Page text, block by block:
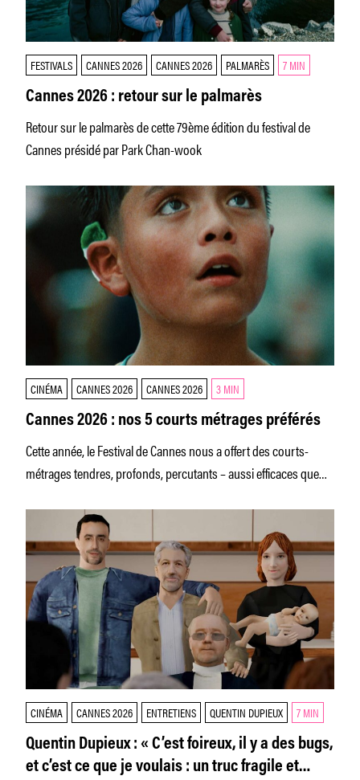
FESTIVALS CANNES 2026 CANNES 2026 PALMARÈS 7 MIN
Cannes 2026 : retour sur le palmarès
Retour sur le palmarès de cette 79ème édition du festival de
Cannes présidé par Park Chan-wook
CINÉMA CANNES 2026 CANNES 2026 3 MIN
Cannes 2026 : nos 5 courts métrages préférés
Cette année, le Festival de Cannes nous a offert des courts-
métrages tendres, profonds, percutants – aussi efficaces que
CINÉMA CANNES 2026 ENTRETIENS QUENTIN DUPIEUX 7 MIN
Quentin Dupieux : « C’est foireux, il y a des bugs,
et c’est ce que je voulais : un truc fragile et